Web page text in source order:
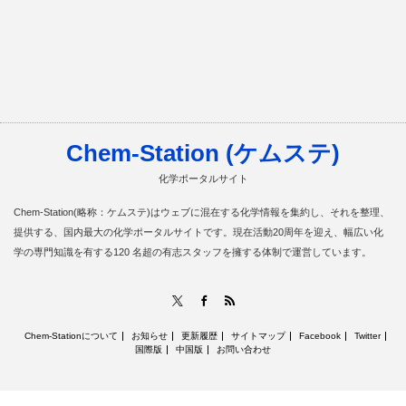
Chem-Station (ケムステ)
化学ポータルサイト
Chem-Station(略称：ケムステ)はウェブに混在する化学情報を集約し、それを整理、
提供する、国内最大の化学ポータルサイトです。現在活動20周年を迎え、幅広い化
学の専門知識を有する120 名超の有志スタッフを擁する体制で運営しています。
Facebook
Chem-Stationについて お知らせ 更新履歴 サイトマップ Facebook
Twitter
国際版
中国版 お問い合わせ